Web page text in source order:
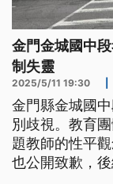
金門金城國中
制失靈
2025/5/11 19:30
金門縣金城國
別歧視。教育
題教師的性平
也公開致歉，